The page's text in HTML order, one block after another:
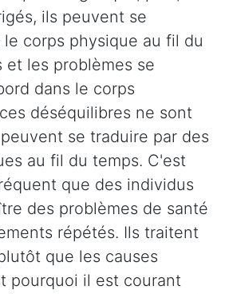
ils peuvent se
corps physique au fil du
et les problèmes se
dans le corps
déséquilibres ne sont
se traduire par des
au fil du temps. C'est
que des individus
des problèmes de santé
répétés. Ils traitent
que les causes
pourquoi il est courant